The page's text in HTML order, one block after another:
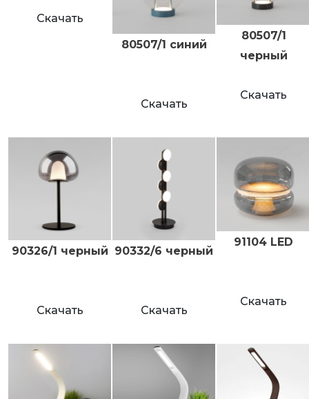
Скачать
80507/1 синий
Скачать
80507/1
черный
Скачать
90326/1 черный
Скачать
90332/6 черный
Скачать
91104 LED
Скачать